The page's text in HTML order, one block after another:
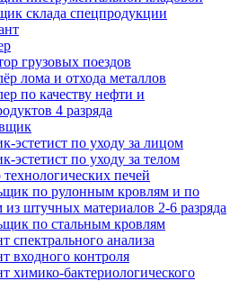
склада спецпродукции
грузовых поездов
лома и отхода металлов
по качеству нефти и
4 разряда
эстетист по уходу за лицом
эстетист по уходу за телом
технологических печей
по рулонным кровлям и по
из штучных материалов 2-6 разряда
по стальным кровлям
спектрального анализа
входного контроля
химико-бактериологического